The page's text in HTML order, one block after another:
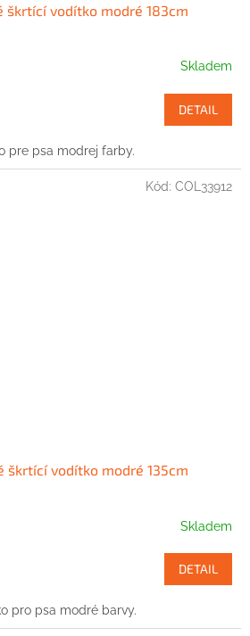
škrtící vodítko modré 183cm
Skladem
DETAIL
pre psa modrej farby.
škrtící vodítko modré 135cm
Skladem
DETAIL
pro psa modré barvy.
Kód: COL33912